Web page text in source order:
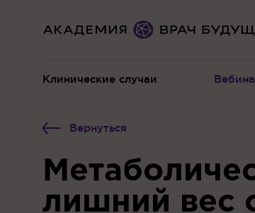
Клинические случаи
Вернуться
лишний вес